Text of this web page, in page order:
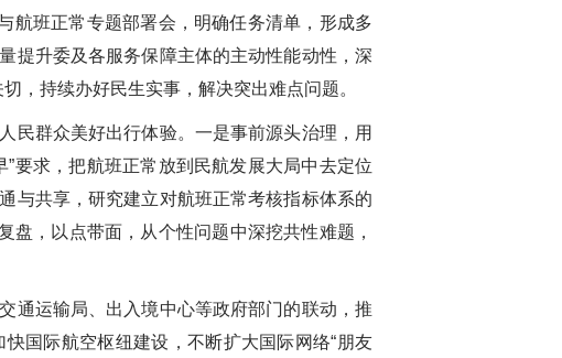
航班正常专题部署会，明确任务清单，形成多
提升委及各服务保障主体的主动性能动性，深
，持续办好民生实事，解决突出难点问题。
民群众美好出行体验。一是事前源头治理，用
要求，把航班正常放到民航发展大局中去定位
与共享，研究建立对航班正常考核指标体系的
盘，以点带面，从个性问题中深挖共性难题，
通运输局、出入境中心等政府部门的联动，推
国际航空枢纽建设，不断扩大国际网络“朋友